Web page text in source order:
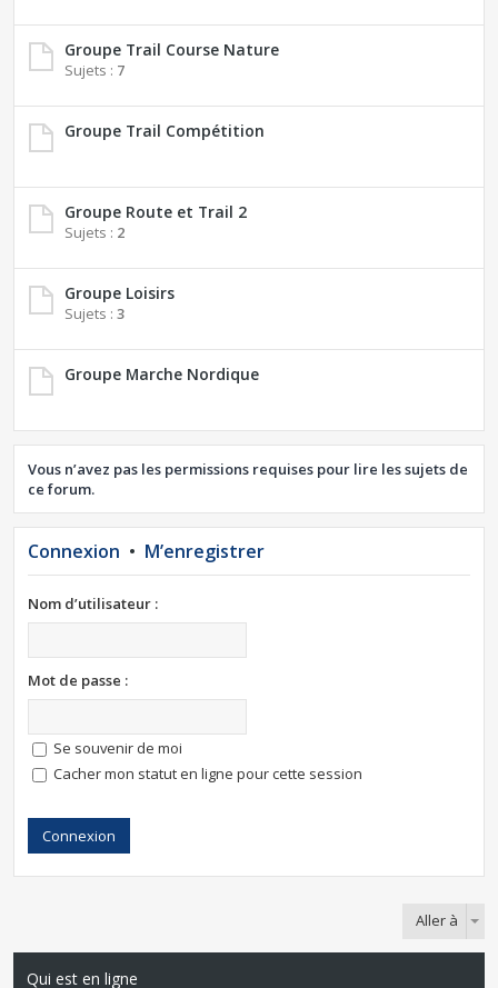
Groupe Trail Course Nature
Sujets : 7
Groupe Trail Compétition
Groupe Route et Trail 2
Sujets : 2
Groupe Loisirs
Sujets : 3
Groupe Marche Nordique
Vous n’avez pas les permissions requises pour lire les sujets de
ce forum.
Connexion • M’enregistrer
Nom d’utilisateur :
Mot de passe :
Se souvenir de moi
Cacher mon statut en ligne pour cette session
Aller à
Qui est en ligne